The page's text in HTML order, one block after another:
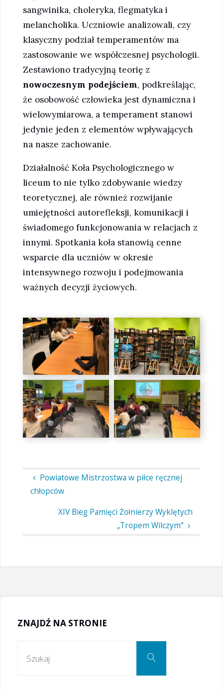
sangwinika, choleryka, flegmatyka i
melancholika. Uczniowie analizowali, czy
klasyczny podział temperamentów ma
zastosowanie we współczesnej psychologii.
Zestawiono tradycyjną teorię z
nowoczesnym podejściem, podkreślając,
że osobowość człowieka jest dynamiczna i
wielowymiarowa, a temperament stanowi
jedynie jeden z elementów wpływających
na nasze zachowanie.
Działalność Koła Psychologicznego w
liceum to nie tylko zdobywanie wiedzy
teoretycznej, ale również rozwijanie
umiejętności autorefleksji, komunikacji i
świadomego funkcjonowania w relacjach z
innymi. Spotkania koła stanowią cenne
wsparcie dla uczniów w okresie
intensywnego rozwoju i podejmowania
ważnych decyzji życiowych.
Powiatowe Mistrzostwa w piłce ręcznej
chłopców
XIV Bieg Pamięci Żołnierzy Wyklętych
„Tropem Wilczym”
ZNAJDŹ NA STRONIE
Szukaj